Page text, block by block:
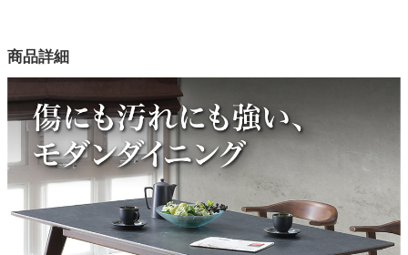
カラー
天板素材
セラミック
脚部素材
カバ材
座面素材
商品詳細